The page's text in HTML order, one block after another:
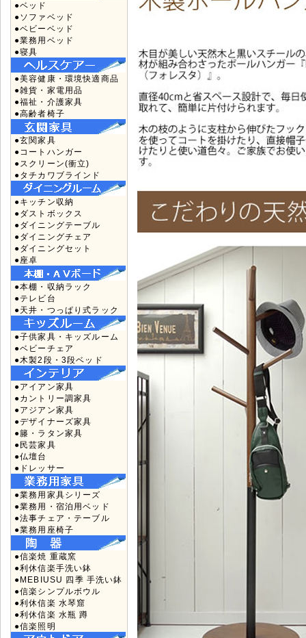
●ベッド
●ソファベッド
●ベビーベッド
●業務用ベッド
●寝具
●美容健康・環境快適商品
●雑貨・家電用品
●福祉・介護家具
●高齢者椅子
●玄関家具
●コートハンガー
●スクリーン(衝立)
●タチカワブラインド
●キッチン収納
●ダストボックス
●ダイニングテーブル
●ダイニングチェア
●ダイニングセット
●座卓
●本棚・収納ラック
●テレビ台
●天井・つっぱり式ラック
●子供家具・キッズルーム
●ベビーチェア
●木製2段・3段ベッド
●アイアン家具
●カントリー調家具
●アジアン家具
●デザイナーズ家具
●籐・ラタン家具
●民芸家具
●仏壇台
●ドレッサー
●業務用家具シリーズ
●業務用・宿泊用ベッド
●法事チェア・テーブル
●業務用座椅子
●信楽焼 重蔵窯
●利休信楽手洗い鉢
●MEBIUSU 四季 手洗い鉢
●信楽シンプルボウル
●利休信楽 水琴窟
●利休信楽 水瓶 蹲
●信楽照明